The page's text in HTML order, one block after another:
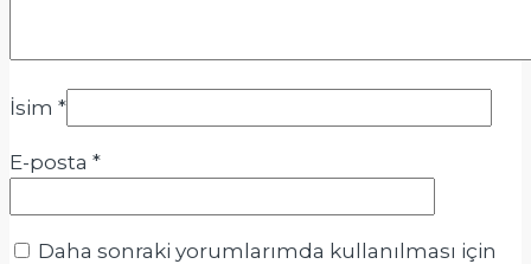
İsim *
E-posta *
Daha sonraki yorumlarımda kullanılması için